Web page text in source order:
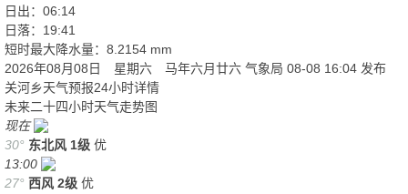
日出：06:14
日落：19:41
短时最大降水量：8.2154 mm
2026年08月08日 星期六 马年六月廿六 气象局 08-08 16:04 发布
关河乡天气预报24小时详情
未来二十四小时天气走势图
现在
30° 东北风 1级 优
13:00
27° 西风 2级 优